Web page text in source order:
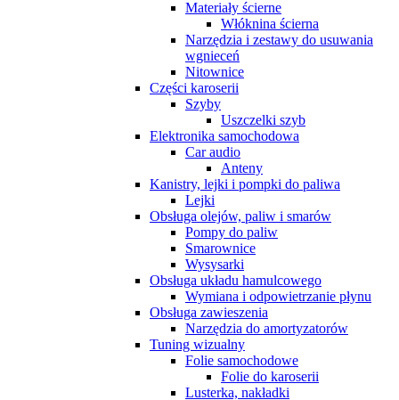
Materiały ścierne
Włóknina ścierna
Narzędzia i zestawy do usuwania
wgnieceń
Nitownice
Części karoserii
Szyby
Uszczelki szyb
Elektronika samochodowa
Car audio
Anteny
Kanistry, lejki i pompki do paliwa
Lejki
Obsługa olejów, paliw i smarów
Pompy do paliw
Smarownice
Wysysarki
Obsługa układu hamulcowego
Wymiana i odpowietrzanie płynu
Obsługa zawieszenia
Narzędzia do amortyzatorów
Tuning wizualny
Folie samochodowe
Folie do karoserii
Lusterka, nakładki